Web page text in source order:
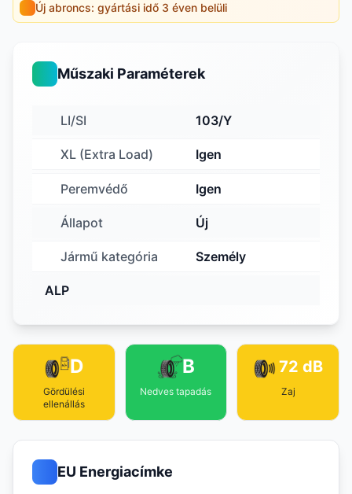
Új abroncs: gyártási idő 3 éven belüli
Műszaki Paraméterek
LI/SI 103/Y
XL (Extra Load) Igen
Peremvédő Igen
Állapot Új
Jármű kategória Személy
ALP
D
Gördülési
ellenállás
B
Nedves tapadás
72 dB
Zaj
EU Energiacímke